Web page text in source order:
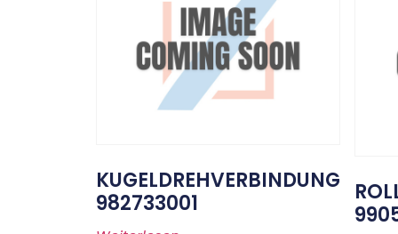
KUGELDREHVERBINDUNG
982733001